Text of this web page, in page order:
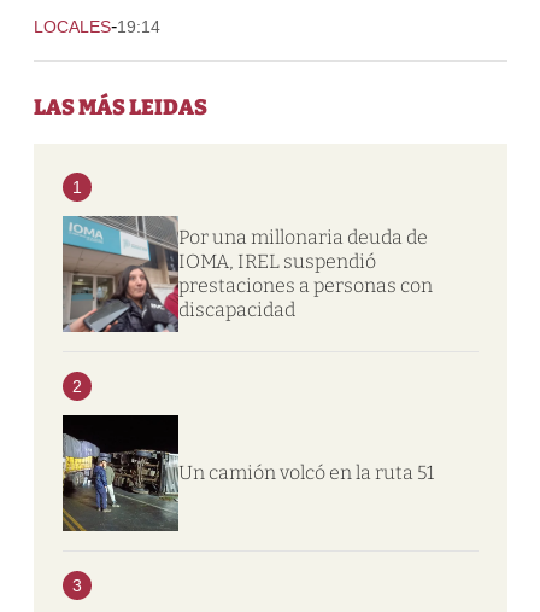
LOCALES-19:14
LAS MÁS LEIDAS
1
Por una millonaria deuda de
IOMA, IREL suspendió
prestaciones a personas con
discapacidad
2
Un camión volcó en la ruta 51
3